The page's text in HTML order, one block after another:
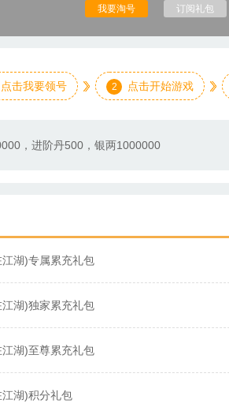
我要淘号 订阅礼包
点击我要领号 2 点击开始游戏
，进阶丹500，银两1000000
湖)专属累充礼包
湖)独家累充礼包
湖)至尊累充礼包
湖)积分礼包